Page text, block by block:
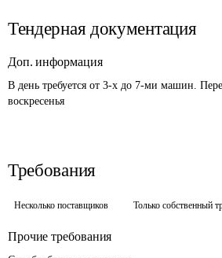
Тендерная документация
Доп. информация
В день требуется от 3-х до 7-ми машин.
воскресенья
Требования
Несколько поставщиков Только собственный
Прочие требования